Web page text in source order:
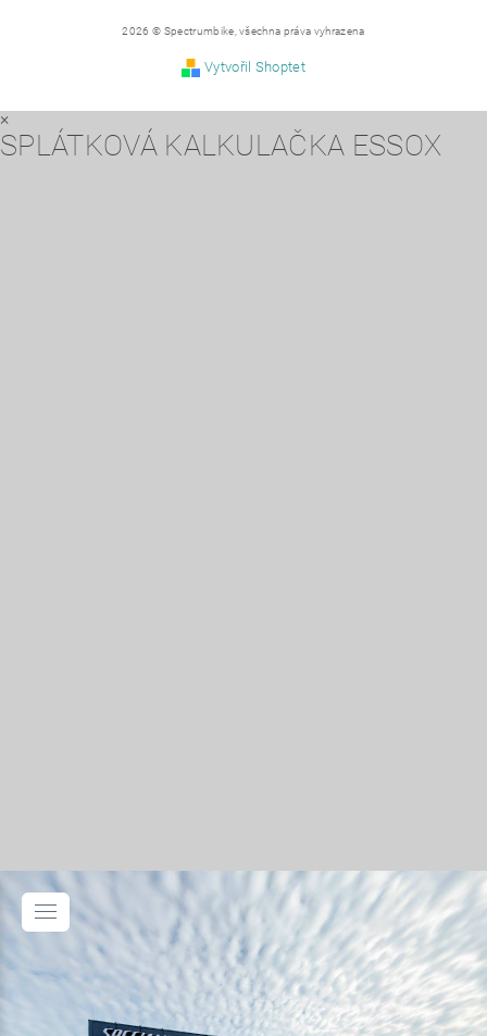
2026 © Spectrumbike, všechna práva vyhrazena
Vytvořil Shoptet
×
SPLÁTKOVÁ KALKULAČKA ESSOX